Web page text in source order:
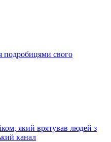
подробицями свого
який врятував людей з
канал